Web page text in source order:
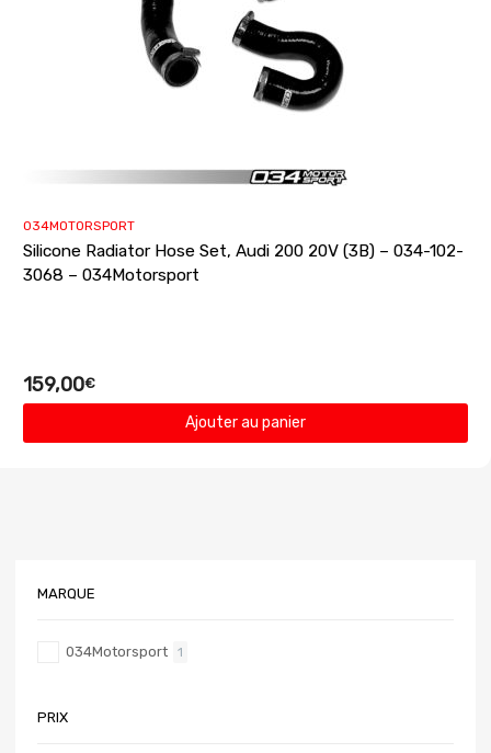
034MOTORSPORT
Silicone Radiator Hose Set, Audi 200 20V (3B) – 034-102-
3068 – 034Motorsport
159,00€
Ajouter au panier
MARQUE
034Motorsport 1
PRIX